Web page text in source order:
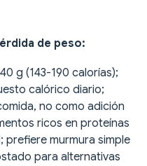
de peso:
g (143-190 calorías);
calórico diario;
no como adición
ricos en proteínas
prefiere murmura simple
para alternativas